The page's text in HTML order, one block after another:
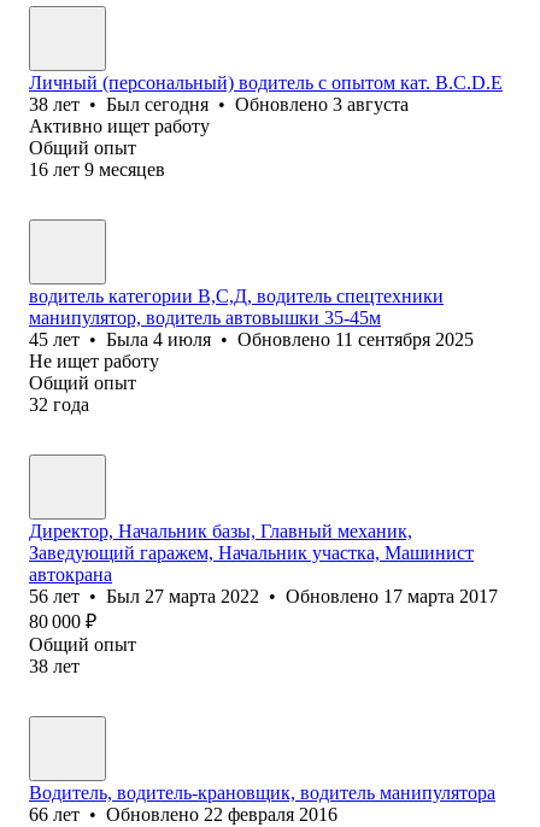
Личный (персональный) водитель с опытом кат. В.С.D.Е
38 лет • Был сегодня • Обновлено 3 августа
Активно ищет работу
Общий опыт
16 лет 9 месяцев
водитель категории В,С,Д, водитель спецтехники
манипулятор, водитель автовышки 35-45м
45 лет • Была 4 июля • Обновлено 11 сентября 2025
Не ищет работу
Общий опыт
32 года
Директор, Начальник базы, Главный механик,
Заведующий гаражем, Начальник участка, Машинист
автокрана
56 лет • Был 27 марта 2022 • Обновлено 17 марта 2017
80 000 ₽
Общий опыт
38 лет
Водитель, водитель-крановщик, водитель манипулятора
66 лет • Обновлено 22 февраля 2016